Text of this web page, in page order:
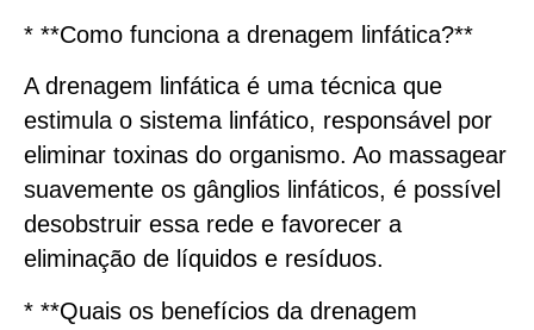
* **Como funciona a drenagem linfática?**
A drenagem linfática é uma técnica que
estimula o sistema linfático, responsável por
eliminar toxinas do organismo. Ao massagear
suavemente os gânglios linfáticos, é possível
desobstruir essa rede e favorecer a
eliminação de líquidos e resíduos.
* **Quais os benefícios da drenagem